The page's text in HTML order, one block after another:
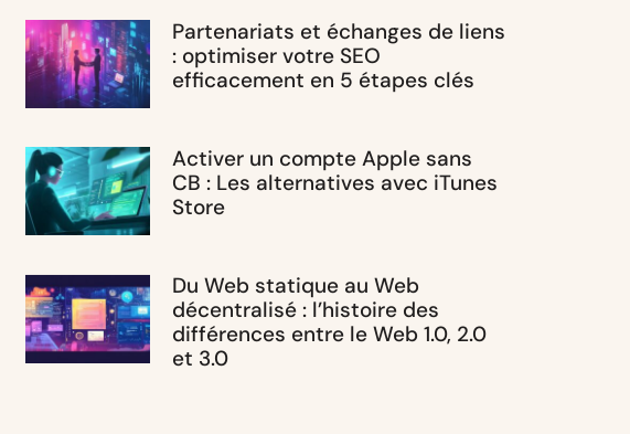
Partenariats et échanges de liens
: optimiser votre SEO
efficacement en 5 étapes clés
Activer un compte Apple sans
CB : Les alternatives avec iTunes
Store
Du Web statique au Web
décentralisé : l’histoire des
différences entre le Web 1.0, 2.0
et 3.0